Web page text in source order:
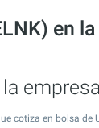
en
empresa
cotiza en bolsa de